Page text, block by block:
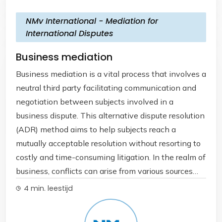
van conflict. Het is dus niet zo gek om dit te leren op
school.
verhouden tot mensen met andere opvattingen dan
zij en hoe op een respectvolle wijze kan worden
omgegaan met verschillen tussen mensen.
Competitie Naast de lesbrief wordt er een
bemiddelaars te testen met elkaar. Of competitie
het juiste woord is, weten we nog niet. Diverse
vrijwilligers vanuit de NMv gaan zich hiermee
bezighouden. Deelnemende scholen worden in de
voorbereiding betrokken. Peermediation Voor
scholen die nog een stap verder willen zetten met
de ontwikkeling van conflictvaardigheid kunnen
peermediation als een voortdurend proces op hun
school installeren. In een traject van een jaar
worden leerlingen en docenten geschoold om
conflicten op school zelf op te lossen. De
NMv International - Mediation for
International Disputes
Business mediation
Business mediation is a vital process that involves a
neutral third party facilitating communication and
negotiation between subjects involved in a
business dispute. This alternative dispute resolution
(ADR) method aims to help subjects reach a
mutually acceptable resolution without resorting to
costly and time-consuming litigation. In the realm of
business, conflicts can arise from various sources
such as contractual disagreements, partnership
disputes, employment issues, or disagreements over
business practices. Mediation provides a structured
4 min. leestijd